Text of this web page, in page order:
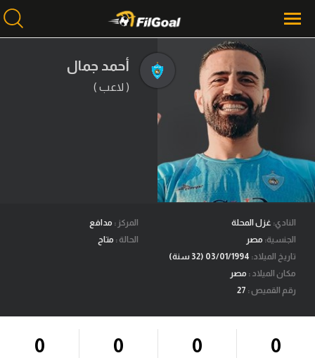
محتوى إخباري
الرئيسية
مباريات
ميركاتو
فانتازي في الجول
مسابقة التوقعات
فيديوهات
آراء حرة
أحمد جمال
( لاعب )
النادي: غزل المحلة
الجنسية: مصر
تاريخ الميلاد:
مكان الميلاد : مصر
رقم القميص :
المركز : مدافع
الحالة : متاح
0
0
0
0